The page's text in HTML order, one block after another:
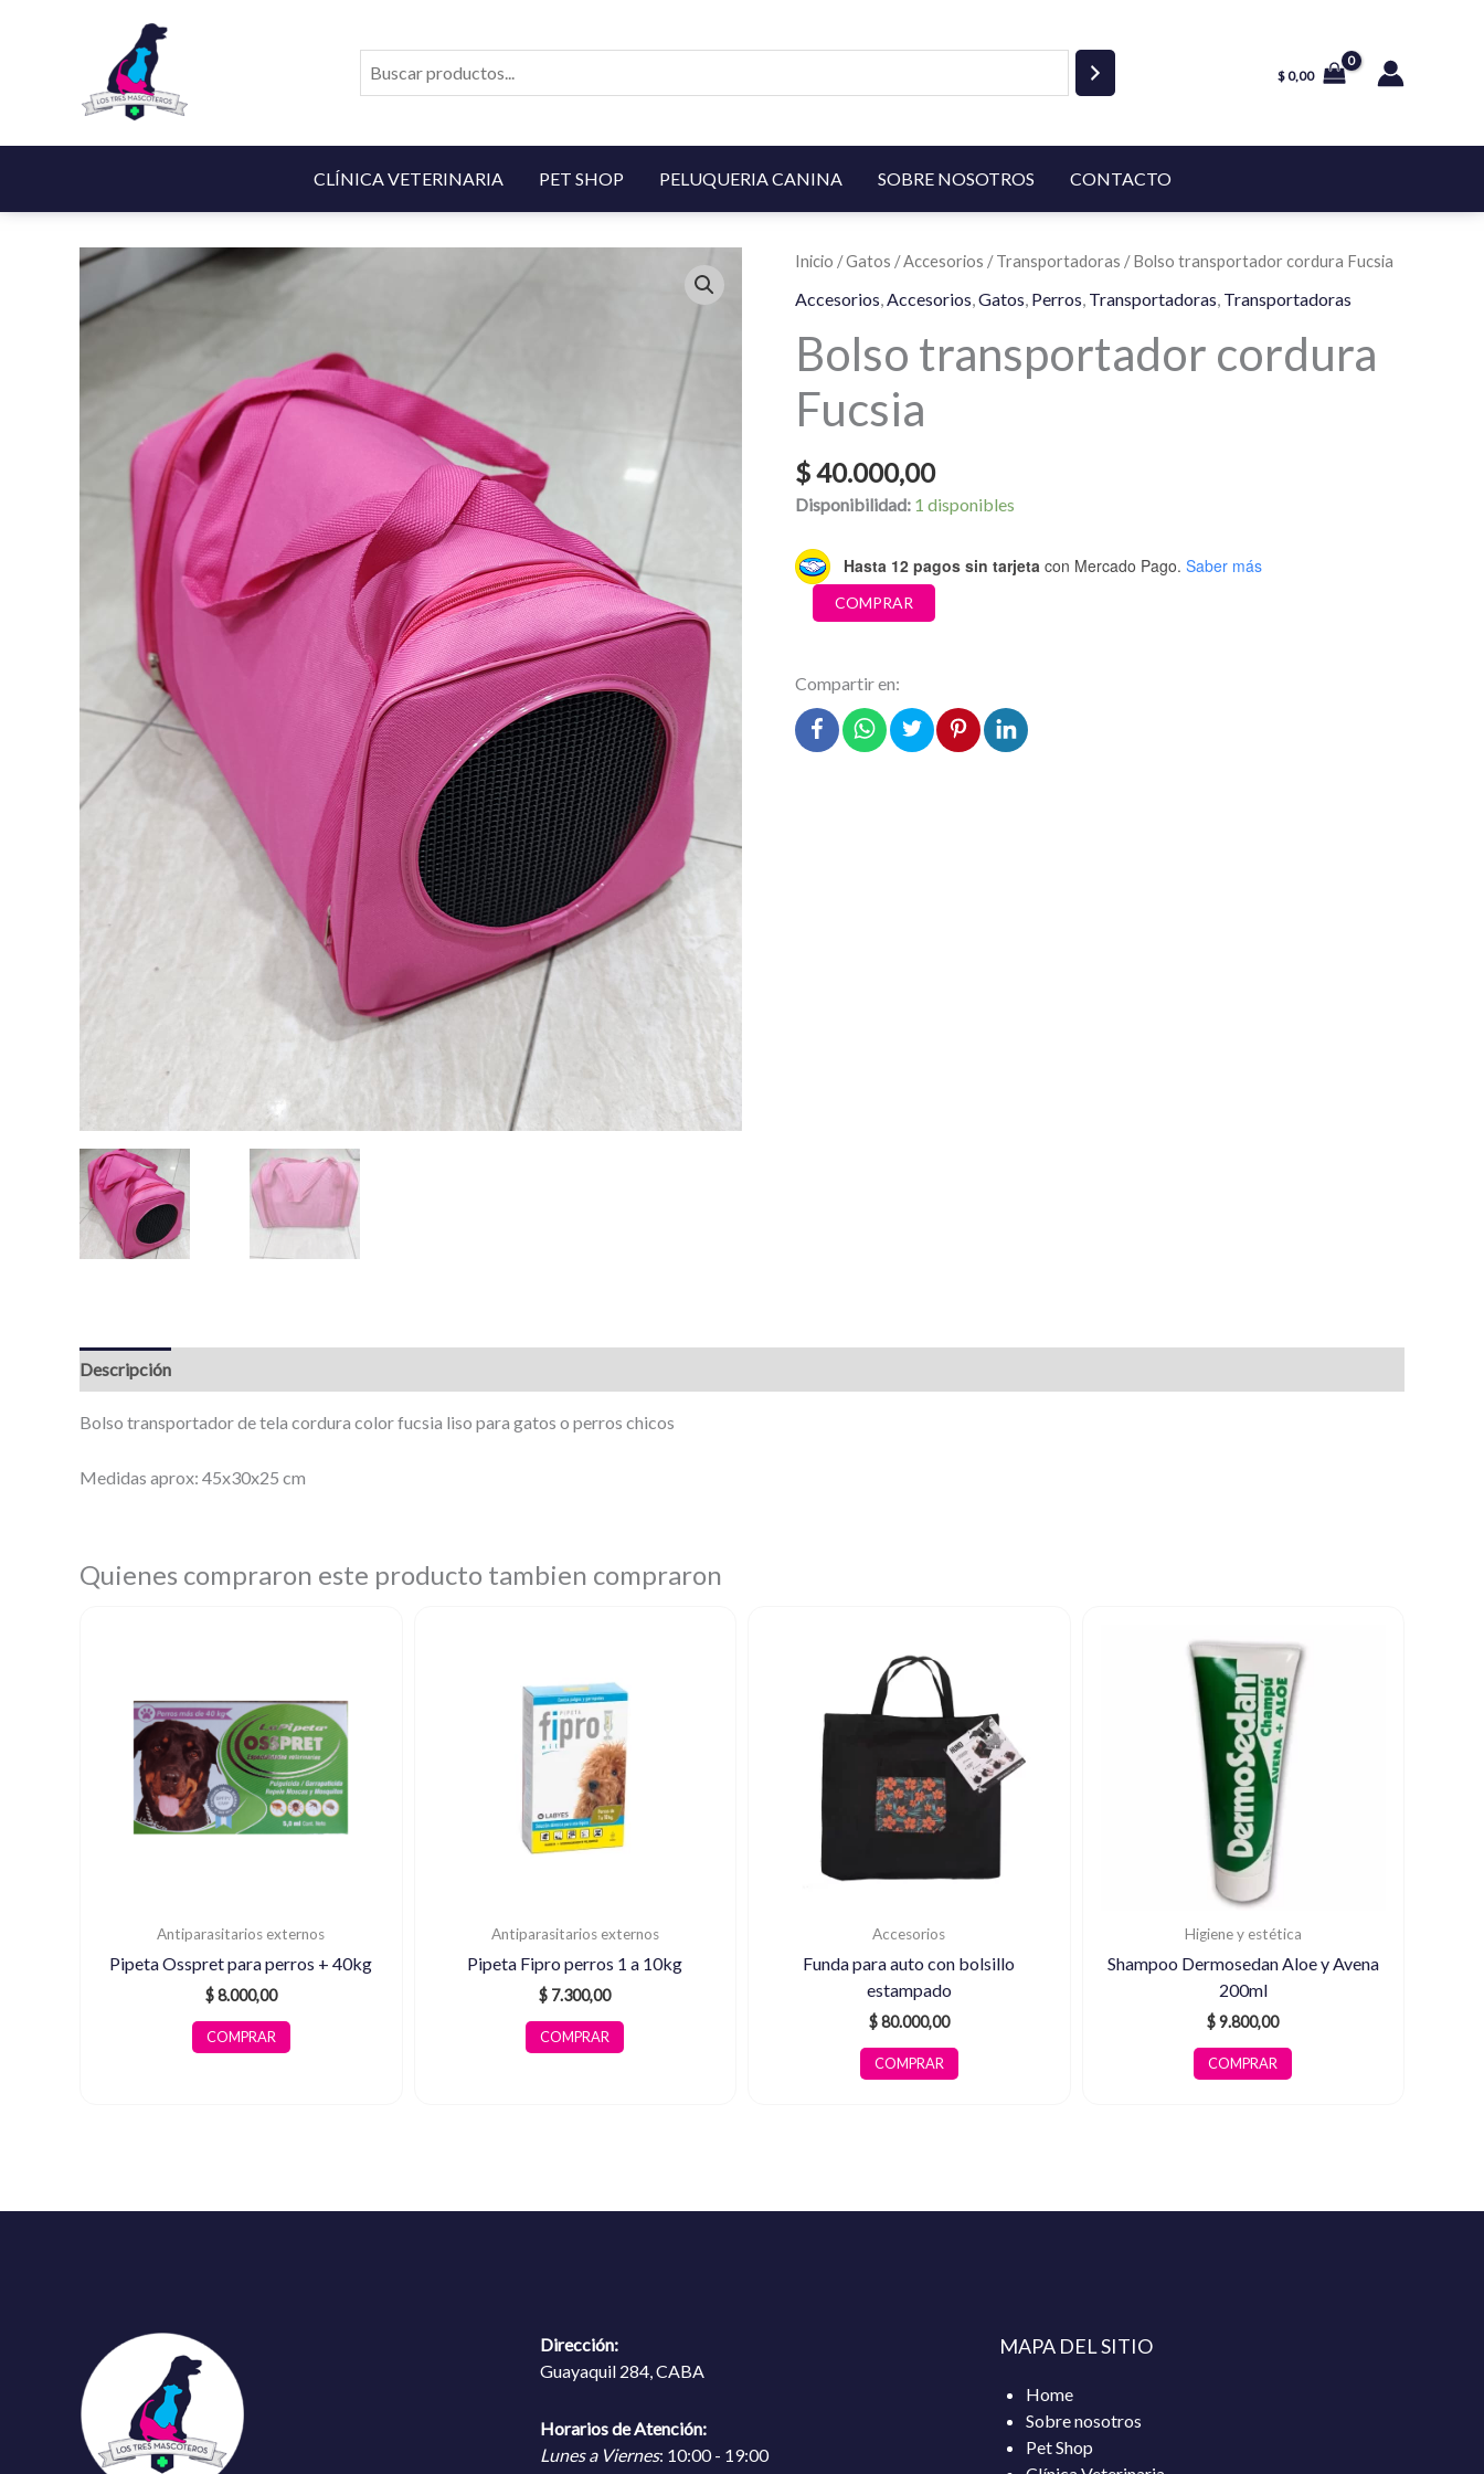
$0,00
CLÍNICA VETERINARIA PET SHOP PELUQUERIA CANINA SOBRE NOSOTROS CONTACTO
Inicio /Gatos /Accesorios /Transportadoras / Bolso transportador cordura Fucsia
Accesorios Accesorios Gatos Perros Transportadoras Transportadoras
Bolso transportador cordura
Fucsia
$40.000,00
Disponibilidad: 1 disponibles
Hasta 12 pagos sin tarjeta con Mercado Pago. Saber más
Bolso
transportador
Fucsia
COMPRAR
Compartir en:
Descripción
Bolso transportador de tela cordura color fucsia liso para gatos o perros chicos
Medidas aprox: 45x30x25 cm
Quienes compraron este producto tambien compraron
Antiparasitarios externos
Pipeta Osspret para perros + 40kg
$8.000,00
COMPRAR
Antiparasitarios externos
Pipeta Fipro perros 1 a 10kg
$ 7.300,00
COMPRAR
Accesorios
Funda para auto con bolsillo
estampado
$80.000,00
COMPRAR
Higiene y estética
Shampoo Dermosedan Aloe y Avena
200ml
$9.800,00
COMPRAR
Dirección:
Guayaquil 284, CABA
Horarios de Atención:
Lunes a Viernes: 10:00 - 19:00
MAPA DEL SITIO
Home
Sobre nosotros
Pet Shop